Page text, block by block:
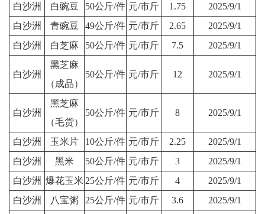
白沙洲
白豌豆 50公斤/件 元/市斤 1.75
2025/9/1
白沙洲
青豌豆 49公斤/件 元/市斤 2.65
2025/9/1
白沙洲
白芝麻 50公斤/件 元/市斤 7.5 2025/9/1
白沙洲
黑芝麻
（成品）
50公斤/件 元/市斤 12 2025/9/1
白沙洲
黑芝麻
（毛货）
50公斤/件 元/市斤 8 2025/9/1
白沙洲 玉米片 10公斤/件 元/市斤 2.25
2025/9/1
白沙洲
黑米 50公斤/件 元/市斤 3
2025/9/1
白沙洲 爆花玉米 25公斤/件 元/市斤 4
2025/9/1
白沙洲
八宝粥 25公斤/件 元/市斤 3.6
2025/9/1